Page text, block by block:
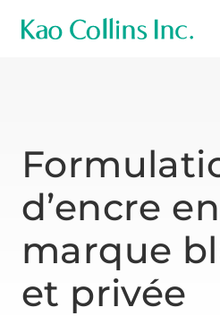
d’encre en
marque
et privée